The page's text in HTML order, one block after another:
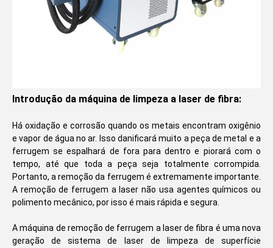
Introdução da máquina de limpeza a laser de fibra:
Há oxidação e corrosão quando os metais encontram oxigênio
e vapor de água no ar. Isso danificará muito a peça de metal e a
ferrugem se espalhará de fora para dentro e piorará com o
tempo, até que toda a peça seja totalmente corrompida.
Portanto, a remoção da ferrugem é extremamente importante.
A remoção de ferrugem a laser não usa agentes químicos ou
polimento mecânico, por isso é mais rápida e segura.
A máquina de remoção de ferrugem a laser de fibra é uma nova
geração de sistema de laser de limpeza de superfície